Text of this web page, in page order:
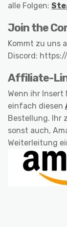
alle Folgen:
Join the
Kommt zu uns
Discord:
Affiliate-
Wenn ihr
einfach diesen
Bestellung. Ihr
sonst auch,
Weiterleitung